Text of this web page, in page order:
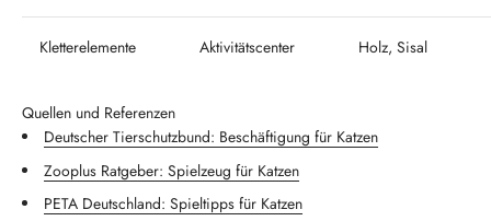
Kletterelemente Aktivitätscenter Holz, Sisal
Quellen und Referenzen
Deutscher Tierschutzbund: Beschäftigung für Katzen
Zooplus Ratgeber: Spielzeug für Katzen
PETA Deutschland: Spieltipps für Katzen